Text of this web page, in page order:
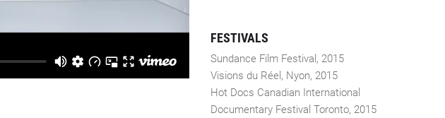
FESTIVALS
Sundance Film Festival, 2015
Visions du Réel, Nyon, 2015
Hot Docs Canadian International
Documentary Festival Toronto, 2015